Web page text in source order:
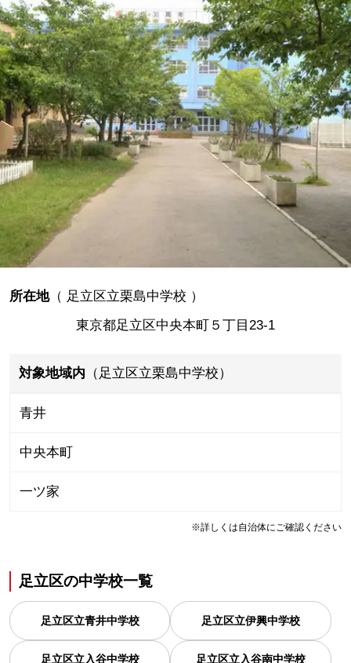
所在地（ 足立区立栗島中学校 ）
東京都足立区中央本町５丁目23-1
対象地域内 （足立区立栗島中学校）
青井
中央本町
一ツ家
※詳しくは自治体にご確認ください
足立区の中学校一覧
足立区立青井中学校 足立区立伊興中学校
足立区立入谷中学校 足立区立入谷南中学校